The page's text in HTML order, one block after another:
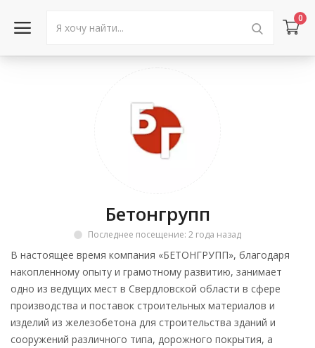
0
Объявления
Город: Колумбус
Бетонгрупп
Последнее посещение: 2 года назад
В настоящее время компания «БЕТОНГРУПП», благодаря
накопленному опыту и грамотному развитию, занимает
одно из ведущих мест в Свердловской области в сфере
производства и поставок строительных материалов и
изделий из железобетона для строительства зданий и
сооружений различного типа, дорожного покрытия, а